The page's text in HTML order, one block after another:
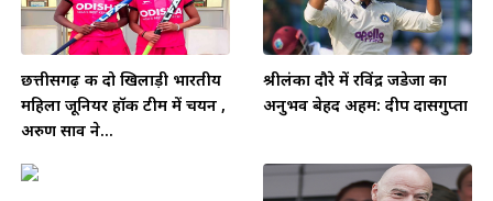
छत्तीसगढ़ की दो खिलाड़ी भारतीय
महिला जूनियर हॉकी टीम में चयन ,
अरुण साव ने...
श्रीलंका दौरे में रविंद्र जडेजा का
अनुभव बेहद अहम: दीप दासगुप्ता